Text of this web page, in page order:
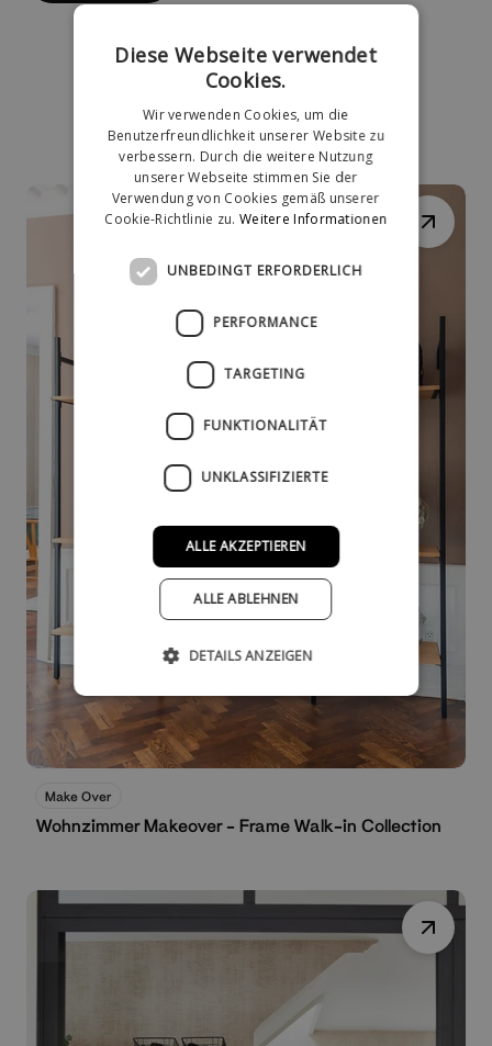
Make Over
Wohnzimmer Makeover - Frame Walk-in Collection
Diese Webseite verwendet
Cookies.
Wir verwenden Cookies, um die
Benutzerfreundlichkeit unserer Website zu
verbessern. Durch die weitere Nutzung
unserer Webseite stimmen Sie der
Verwendung von Cookies gemäß unserer
Cookie-Richtlinie zu.Weitere Informationen
UNBEDINGT ERFORDERLICH
PERFORMANCE
TARGETING
FUNKTIONALITÄT
UNKLASSIFIZIERTE
ALLE AKZEPTIEREN
ALLE ABLEHNEN
DETAILS ANZEIGEN